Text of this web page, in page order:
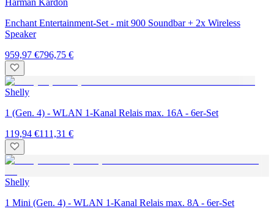
Harman Kardon
Enchant Entertainment-Set - mit 900 Soundbar + 2x Wireless
Speaker
959,97 €796,75 €
Shelly
1 (Gen. 4) - WLAN 1-Kanal Relais max. 16A - 6er-Set
119,94 €111,31 €
Shelly
1 Mini (Gen. 4) - WLAN 1-Kanal Relais max. 8A - 6er-Set